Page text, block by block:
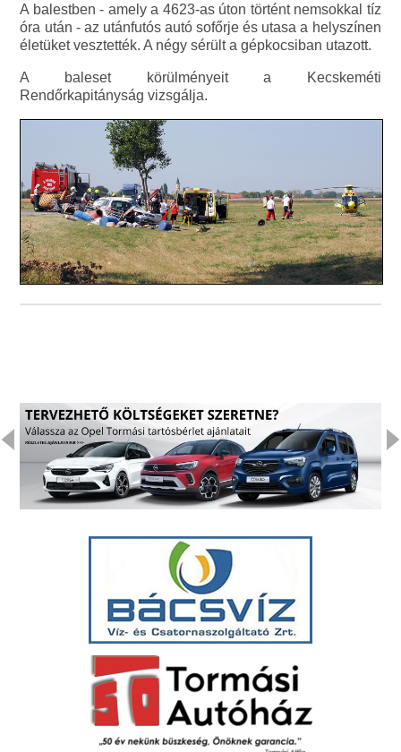
A balestben - amely a 4623-as úton történt nemsokkal tíz
óra után - az utánfutós autó sofőrje és utasa a helyszínen
életüket vesztették. A négy sérült a gépkocsiban utazott.
A baleset körülményeit a Kecskeméti
Rendőrkapitányság vizsgálja.